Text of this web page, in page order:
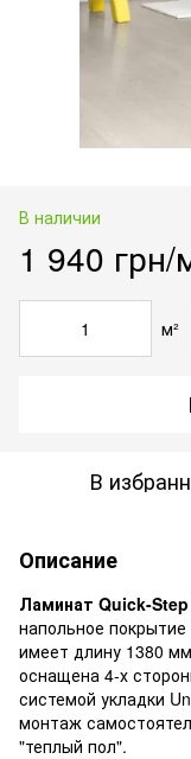
В наличии
1 940 грн/
м²
В
Описание
Ламинат Quick-
напольное покрытие
имеет длину 1380
оснащена 4-х
системой укладки
монтаж
"теплый пол".